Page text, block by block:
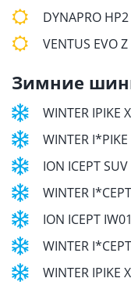
DYNAPRO
VENTUS EVO Z
Зимние
WINTER IPIKE
WINTER
ION ICEPT
WINTER
ION ICEPT IW01
WINTER
WINTER IPIKE